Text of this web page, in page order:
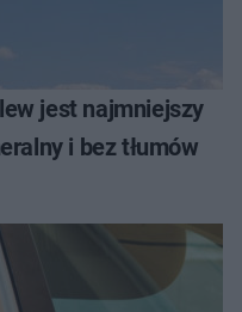
jest najmniejszy
i bez tłumów